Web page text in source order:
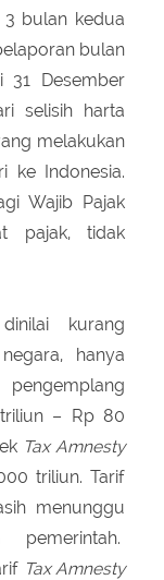
3 bulan kedua
bulan
31 Desember
selisih harta
melakukan
ke Indonesia.
Wajib Pajak
pajak, tidak
kurang
hanya
– Rp 80
Tax Amnesty
triliun. Tarif
menunggu
Tax Amnesty